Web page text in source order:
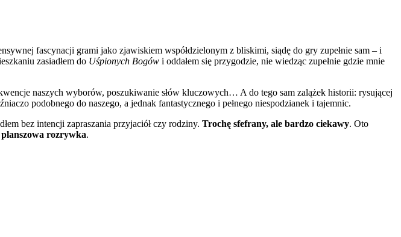
fascynacji grami jako zjawiskiem współdzielonym z bliskimi, siądę do gry zupełnie sam – i
zasiadłem do Uśpionych Bogów i oddałem się przygodzie, nie wiedząc zupełnie gdzie mnie
naszych wyborów, poszukiwanie słów kluczowych… A do tego sam zalążek historii: rysującej
podobnego do naszego, a jednak fantastycznego i pełnego niespodzianek i tajemnic.
bez intencji zapraszania przyjaciół czy rodziny. Trochę sfefrany, ale bardzo ciekawy. Oto
rozrywka.